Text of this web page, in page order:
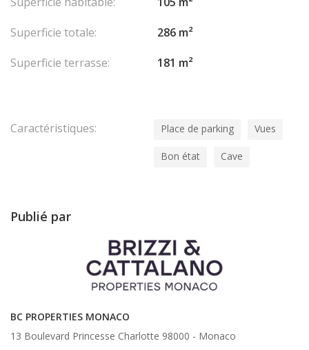
Superficie totale:
286 m²
Superficie terrasse:
181 m²
Caractéristiques: Place de parking Vues
Bon état Cave
Publié par
BC PROPERTIES MONACO
13 Boulevard Princesse Charlotte 98000 - Monaco